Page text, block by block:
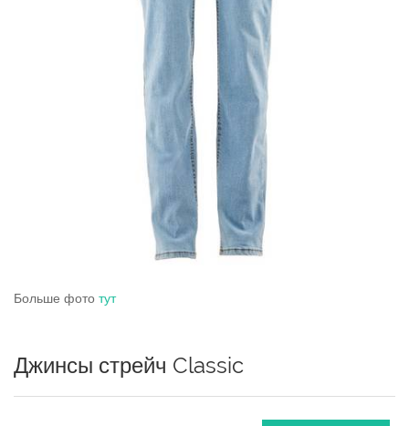
Больше фото тут
Джинсы стрейч Classic